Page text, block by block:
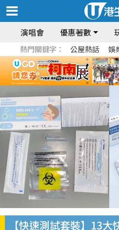
演唱會 優惠著數
熱門關鍵字： 公屋熱話 娛
【快速測試套裝】13